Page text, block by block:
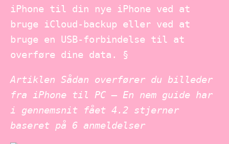
iPhone til din nye iPhone ved at
bruge iCloud-backup eller ved at
bruge en USB-forbindelse til at
overføre dine data. §
Artiklen Sådan overfører du billeder
fra iPhone til PC – En nem guide har
i gennemsnit fået 4.2 stjerner
baseret på 6 anmeldelser